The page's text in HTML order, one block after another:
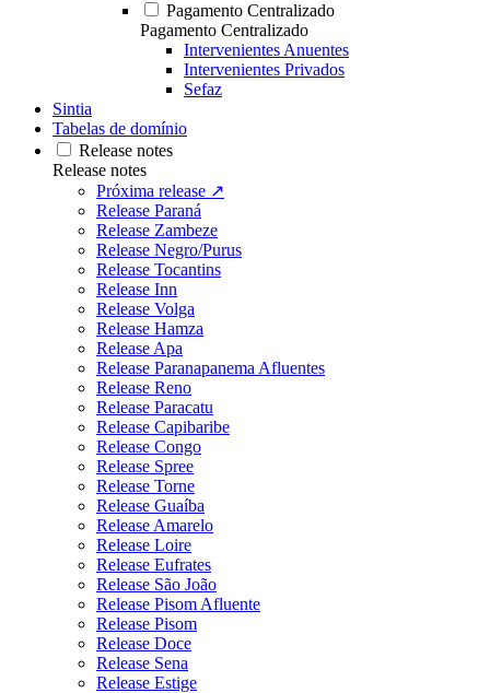
Pagamento Centralizado
Pagamento Centralizado
Intervenientes Anuentes
Intervenientes Privados
Sefaz
Sintia
Tabelas de domínio
Release notes
Release notes
Próxima release ↗
Release Paraná
Release Zambeze
Release Negro/Purus
Release Tocantins
Release Inn
Release Volga
Release Hamza
Release Apa
Release Paranapanema Afluentes
Release Reno
Release Paracatu
Release Capibaribe
Release Congo
Release Spree
Release Torne
Release Guaíba
Release Amarelo
Release Loire
Release Eufrates
Release São João
Release Pisom Afluente
Release Pisom
Release Doce
Release Sena
Release Estige